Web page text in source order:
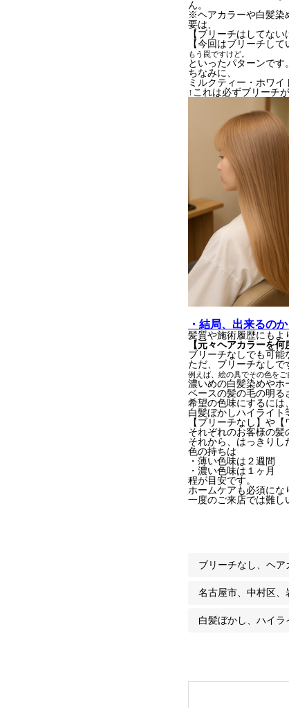
ん。
※ヘアカラーや白髪染
要は、
【ブリーチはしてな
【今回はブリーチし
もう罠ですけど。
といったパターンです。
ちなみに、
ミルクティー・ホワ
↑これは必ずブリーチ
・結局、出来るの
髪質や施術履歴にもよ
【元々ヘアカラーを
ブリーチなしでも可能
ただ、ブリーチなしで
例えば、絵の具でその色を
濃いめの白髪染めやホ
ベースの髪の毛の明る
希望の色味にするには
白髪ぼかしハイライト
【ブリーチなし】や
それぞれのお客様の髪
それから、はっきりし
色の持ちは
・薄い色味は２週間
・濃い色味は１ヶ月
程が目安です。
ホームケアも必須にな
一度のご来店では難し
ブリーチなし、ヘア
名古屋市、中村区、
白髪ぼかし、ハイラ